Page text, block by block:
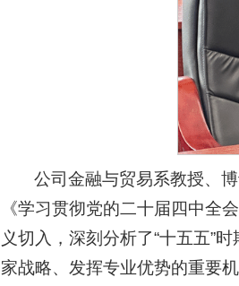
公司金融与贸易系教授、
《学习贯彻党的二十届四中全
义切入，深刻分析了“十五五”
家战略、发挥专业优势的重要